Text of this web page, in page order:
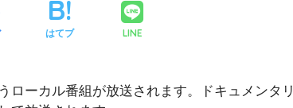
はてブ LINE
ローカル番組が放送されます。ドキュメンタリ